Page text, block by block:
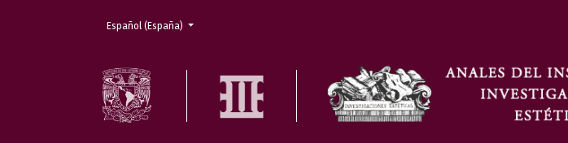
Cambiar el idioma. El actual es:
Español (España)